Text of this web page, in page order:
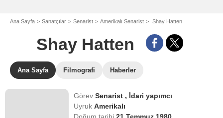
Ana Sayfa Sanatçılar Senarist Amerikalı Senarist Shay Hatten
Shay Hatten
Ana Sayfa Filmografi Haberler
GörevSenarist , İdari yapımcı
UyrukAmerikalı